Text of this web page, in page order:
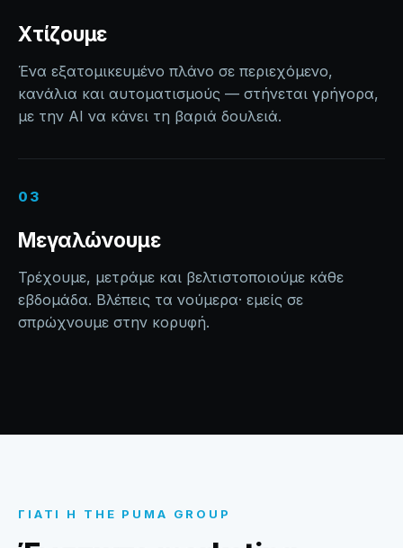
Χτίζουμε
Ένα εξατομικευμένο πλάνο σε περιεχόμενο,
κανάλια και αυτοματισμούς — στήνεται γρήγορα,
με την AI να κάνει τη βαριά δουλειά.
03
Μεγαλώνουμε
Τρέχουμε, μετράμε και βελτιστοποιούμε κάθε
εβδομάδα. Βλέπεις τα νούμερα· εμείς σε
σπρώχνουμε στην κορυφή.
ΓΙΑΤΊ Η THE PUMA GROUP